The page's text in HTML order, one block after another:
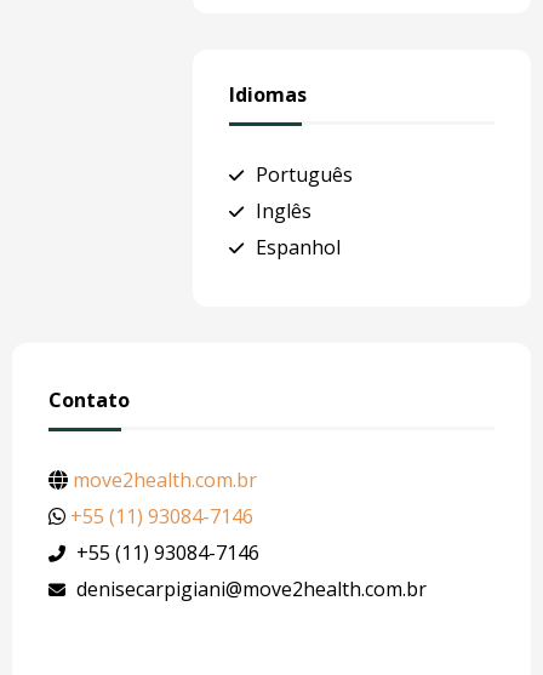
Idiomas
Português
Inglês
Espanhol
Contato
move2health.com.br
+55 (11) 93084-7146
+55 (11) 93084-7146
denisecarpigiani@move2health.com.br